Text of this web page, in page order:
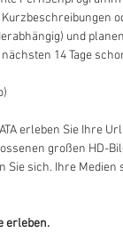
und
14 Tage
erleben Sie Ihre
großen HD-
Sie sich. Ihre Medien
erleben.